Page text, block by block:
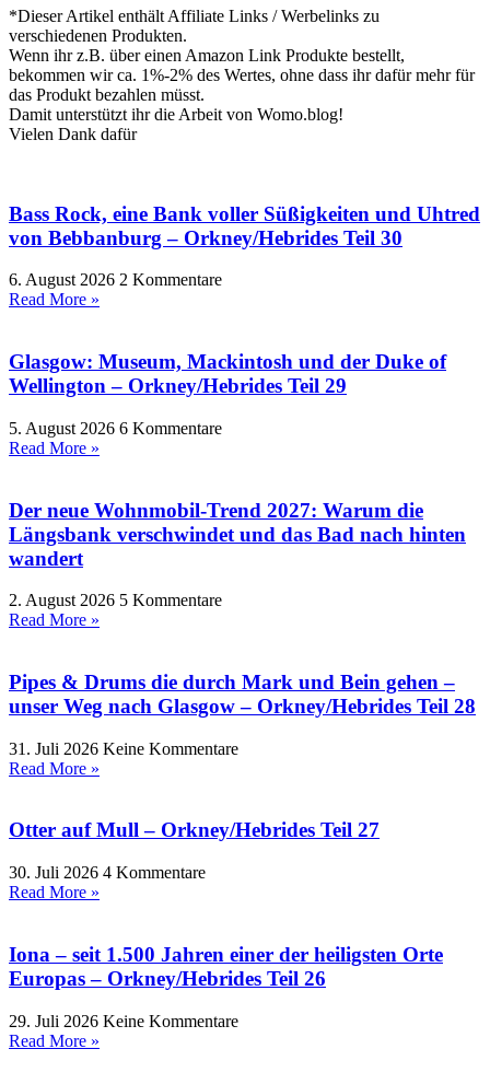
*Dieser Artikel enthält Affiliate Links / Werbelinks zu
verschiedenen Produkten.
Wenn ihr z.B. über einen Amazon Link Produkte bestellt,
bekommen wir ca. 1%-2% des Wertes, ohne dass ihr dafür mehr für
das Produkt bezahlen müsst.
Damit unterstützt ihr die Arbeit von Womo.blog!
Vielen Dank dafür
Bass Rock, eine Bank voller Süßigkeiten und Uhtred
von Bebbanburg – Orkney/Hebrides Teil 30
6. August 2026 2 Kommentare
Read More »
Glasgow: Museum, Mackintosh und der Duke of
Wellington – Orkney/Hebrides Teil 29
5. August 2026 6 Kommentare
Read More »
Der neue Wohnmobil-Trend 2027: Warum die
Längsbank verschwindet und das Bad nach hinten
wandert
2. August 2026 5 Kommentare
Read More »
Pipes & Drums die durch Mark und Bein gehen –
unser Weg nach Glasgow – Orkney/Hebrides Teil 28
31. Juli 2026 Keine Kommentare
Read More »
Otter auf Mull – Orkney/Hebrides Teil 27
30. Juli 2026 4 Kommentare
Read More »
Iona – seit 1.500 Jahren einer der heiligsten Orte
Europas – Orkney/Hebrides Teil 26
29. Juli 2026 Keine Kommentare
Read More »